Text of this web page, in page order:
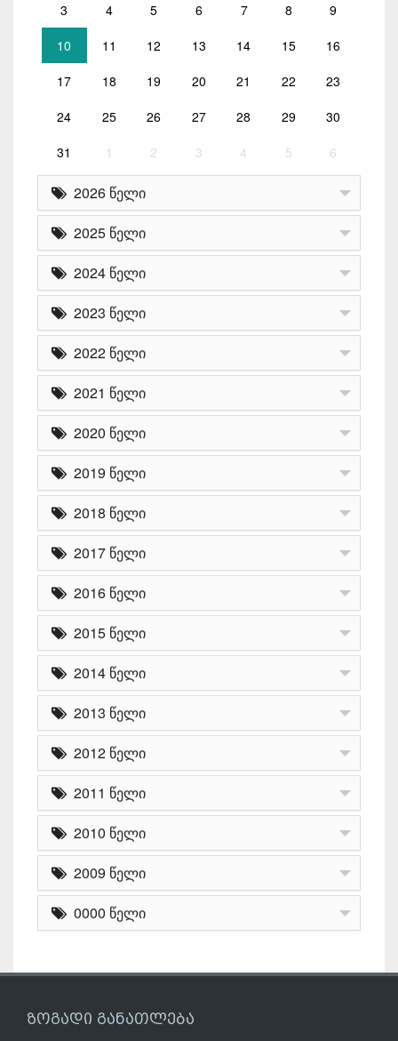
3 4 5 6 7 8 9
10 11 12 13 14 15 16
17 18 19 20 21 22 23
24 25 26 27 28 29 30
31 1 2 3 4 5 6
2026 წელი
2025 წელი
2024 წელი
2023 წელი
2022 წელი
2021 წელი
2020 წელი
2019 წელი
2018 წელი
2017 წელი
2016 წელი
2015 წელი
2014 წელი
2013 წელი
2012 წელი
2011 წელი
2010 წელი
2009 წელი
0000 წელი
ზოგადი განათლება